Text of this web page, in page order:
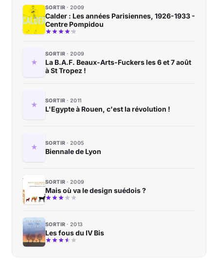
SORTIR 2009
Calder : Les années Parisiennes, 1926-1933 -
Centre Pompidou
SORTIR 2009
La B.A.F. Beaux-Arts-Fuckers les 6 et 7 août
à St Tropez !
SORTIR 2011
L'Egypte à Rouen, c'est la révolution !
SORTIR 2005
Biennale de Lyon
SORTIR 2009
Mais où va le design suédois ?
SORTIR 2013
Les fous du IV Bis